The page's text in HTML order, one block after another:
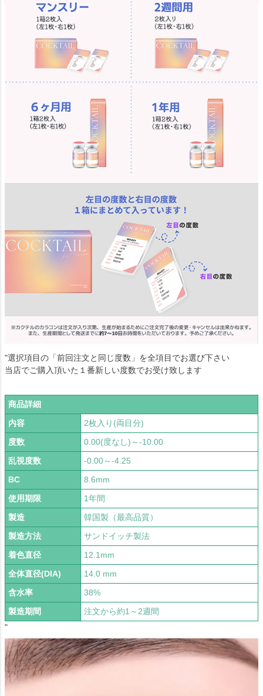
"選択項目の「前回注文と同じ度数」を全項目でお選び下さい
当店でご購入頂いた１番新しい度数でお受け致します
商品詳細
内容
2枚入り(両目分)
度数
0.00(度なし)～-10.00
乱視度数
-0.00～-4.25
BC
8.6mm
使用期限
1年間
製造
韓国製（最高品質）
製造方法
サンドイッチ製法
着色直径
12.1mm
全体直径(DIA)
14.0 mm
含水率
38%
製造期間
注文から約1～2週間
"